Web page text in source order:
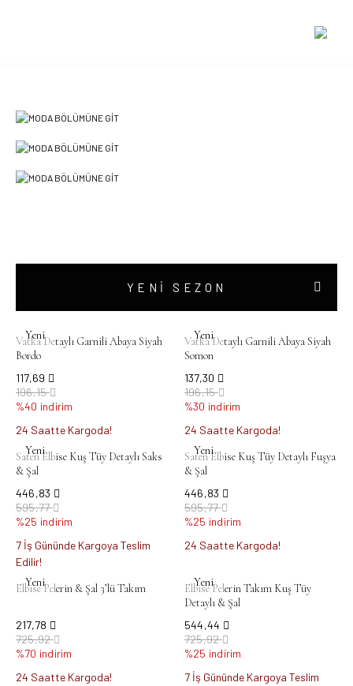
YENİ SEZON
ÖZEL FİYATLAR
Yeni
Vatka Detaylı Garnili Abaya Siyah
Bordo
117,69
196,15
%40 indirim
24 Saatte Kargoda!
Yeni
Vatka Detaylı Garnili Abaya Siyah
Somon
137,30
196,15
%30 indirim
24 Saatte Kargoda!
Yeni
Saten Elbise Kuş Tüy Detaylı Saks
& Şal
446,83
595,77
%25 indirim
7 İş Gününde Kargoya Teslim
Edilir!
Yeni
Saten Elbise Kuş Tüy Detaylı Fuşya
& Şal
446,83
595,77
%25 indirim
24 Saatte Kargoda!
Yeni
Elbise Pelerin & Şal 3’lü Takım
217,78
725,92
%70 indirim
24 Saatte Kargoda!
Yeni
Elbise Pelerin Takım Kuş Tüy
Detaylı & Şal
544,44
725,92
%25 indirim
7 İş Gününde Kargoya Teslim